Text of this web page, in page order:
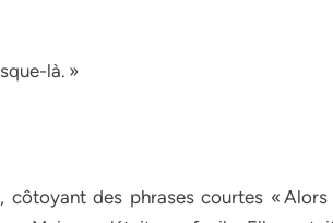
là. »
côtoyant des phrases courtes « Alors